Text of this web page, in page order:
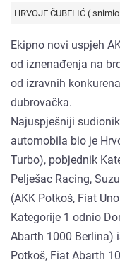
HRVOJE ČUBELIĆ (
Ekipno novi uspjeh
od iznenađenja na
od izravnih
dubrovačka.
Najuspješniji
automobila bio je
Turbo), pobjednik
Pelješac Racing,
(AKK Potkoš, Fiat
Kategorije 1 odnio
Abarth 1000 Berlina)
Potkoš, Fiat Abarth